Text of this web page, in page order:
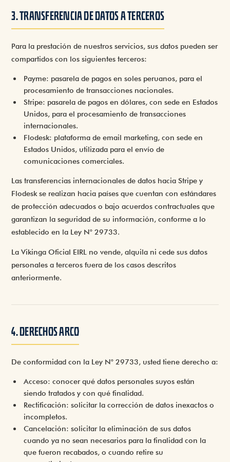
3. TRANSFERENCIA DE DATOS A TERCEROS
Para la prestación de nuestros servicios, sus datos pueden ser
compartidos con los siguientes terceros:
Payme: pasarela de pagos en soles peruanos, para el
procesamiento de transacciones nacionales.
Stripe: pasarela de pagos en dólares, con sede en Estados
Unidos, para el procesamiento de transacciones
internacionales.
Flodesk: plataforma de email marketing, con sede en
Estados Unidos, utilizada para el envío de
comunicaciones comerciales.
Las transferencias internacionales de datos hacia Stripe y
Flodesk se realizan hacia países que cuentan con estándares
de protección adecuados o bajo acuerdos contractuales que
garantizan la seguridad de su información, conforme a lo
establecido en la Ley N° 29733.
La Vikinga Oficial EIRL no vende, alquila ni cede sus datos
personales a terceros fuera de los casos descritos
anteriormente.
4. DERECHOS ARCO
De conformidad con la Ley N° 29733, usted tiene derecho a:
Acceso: conocer qué datos personales suyos están
siendo tratados y con qué finalidad.
Rectificación: solicitar la corrección de datos inexactos o
incompletos.
Cancelación: solicitar la eliminación de sus datos
cuando ya no sean necesarios para la finalidad con la
que fueron recabados, o cuando retire su